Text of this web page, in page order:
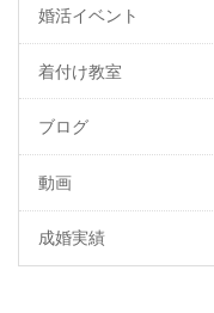
婚活イベント
着付け教室
ブログ
動画
成婚実績